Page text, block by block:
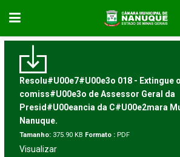
Resolu#U00e7#U00e3o 018 - Extingue
comiss#U00e3o de Assessor Geral da
Presid#U00eancia da C#U00e2mara
Nanuque.
Tamanho: 375.90 KB Formato : PDF
Visualizar